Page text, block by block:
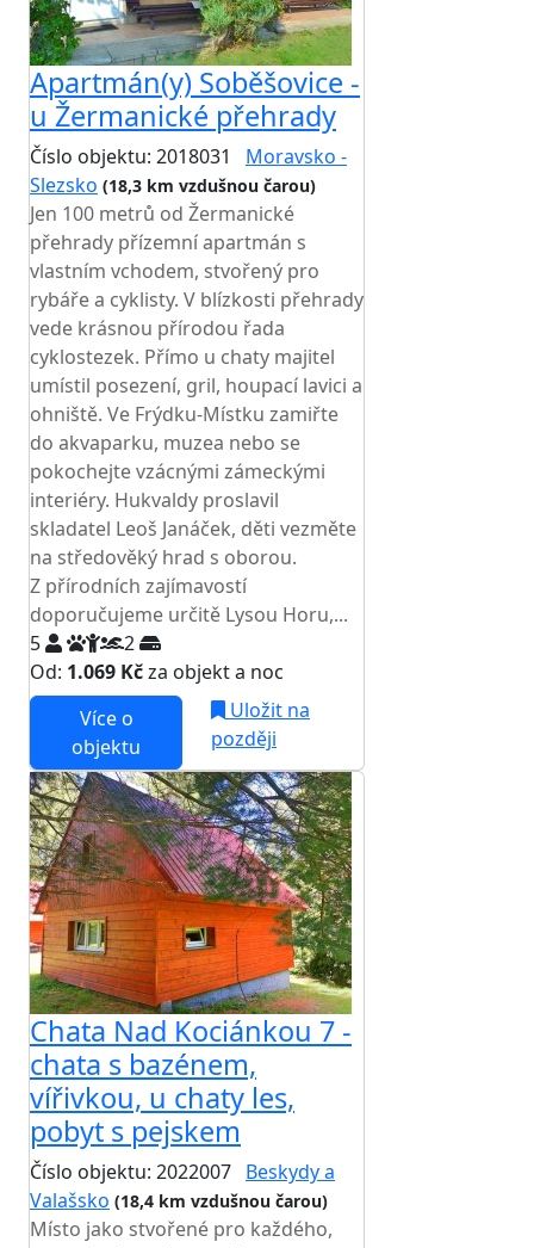
Apartmán(y) Soběšovice -
u Žermanické přehrady
Číslo objektu: 2018031
Moravsko -
Slezsko (18,3 km vzdušnou čarou)
Jen 100 metrů od Žermanické
přehrady přízemní apartmán s
vlastním vchodem, stvořený pro
rybáře a cyklisty. V blízkosti přehrady
vede krásnou přírodou řada
cyklostezek. Přímo u chaty majitel
umístil posezení, gril, houpací lavici a
ohniště. Ve Frýdku-Místku zamiřte
do akvaparku, muzea nebo se
pokochejte vzácnými zámeckými
interiéry. Hukvaldy proslavil
skladatel Leoš Janáček, děti vezměte
na středověký hrad s oborou.
Z přírodních zajímavostí
doporučujeme určitě Lysou Horu,...
5
2
Od: 1.069 Kčza objekt a noc
Více o
objektu
Uložit na
později
Chata Nad Kociánkou 7 -
chata s bazénem,
vířivkou, u chaty les,
pobyt s pejskem
Číslo objektu: 2022007 Beskydy a
Valašsko (18,4 km vzdušnou čarou)
Místo jako stvořené pro každého,